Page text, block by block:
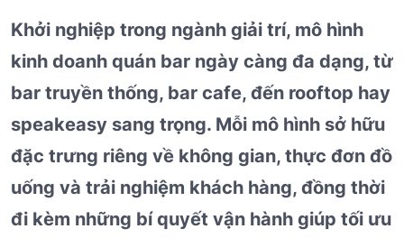
Khởi nghiệp trong ngành giải trí, mô hình
kinh doanh quán bar ngày càng đa dạng, từ
bar truyền thống, bar cafe, đến rooftop hay
speakeasy sang trọng. Mỗi mô hình sở hữu
đặc trưng riêng về không gian, thực đơn đồ
uống và trải nghiệm khách hàng, đồng thời
đi kèm những bí quyết vận hành giúp tối ưu